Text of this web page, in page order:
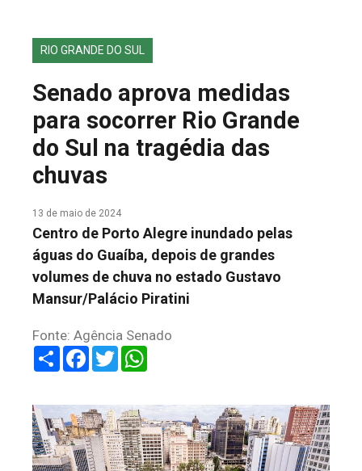
EDIÇÕES ANTERIORES
FALE CONOSCO
RIO GRANDE DO SUL
Senado aprova medidas
para socorrer Rio Grande
do Sul na tragédia das
chuvas
13 de maio de 2024
Centro de Porto Alegre inundado pelas
águas do Guaíba, depois de grandes
volumes de chuva no estado Gustavo
Mansur/Palácio Piratini
Fonte: Agência Senado
ShareFacebook
Twitter